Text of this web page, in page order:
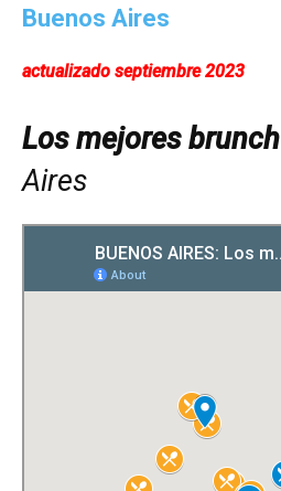
Buenos Aires
actualizado septiembre 2023
Los mejores brunch
Aires